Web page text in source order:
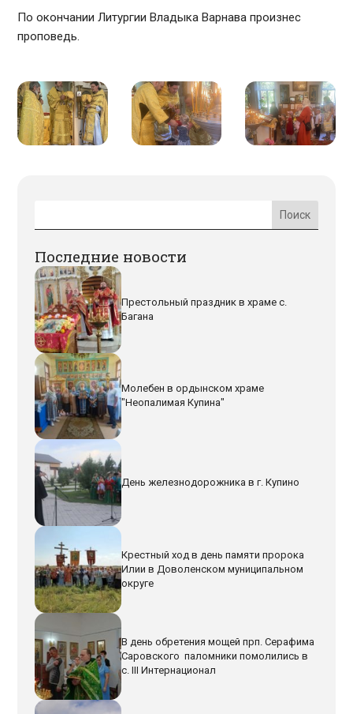
По окончании Литургии Владыка Варнава произнес
проповедь.
Последние новости
Престольный праздник в храме с.
Багана
Молебен в ордынском храме
"Неопалимая Купина"
День железнодорожника в г. Купино
Крестный ход в день памяти пророка
Илии в Доволенском муниципальном
округе
В день обретения мощей прп. Серафима
Саровского паломники помолились в
с. III Интернационал